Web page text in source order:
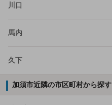
川口
馬内
久下
加須市近隣の市区町村から探す